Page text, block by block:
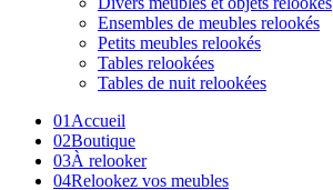
Ensembles de meubles relookés
Petits meubles relookés
Tables relookées
Tables de nuit relookées
01 Accueil
02Boutique
03À relooker
04Relookez vos meubles